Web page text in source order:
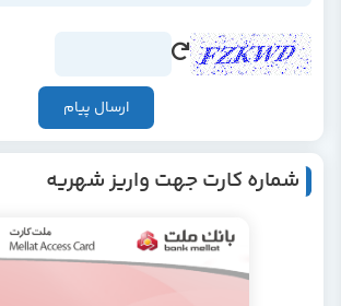
ارسال پیام
شماره کارت جهت واریز شهریه